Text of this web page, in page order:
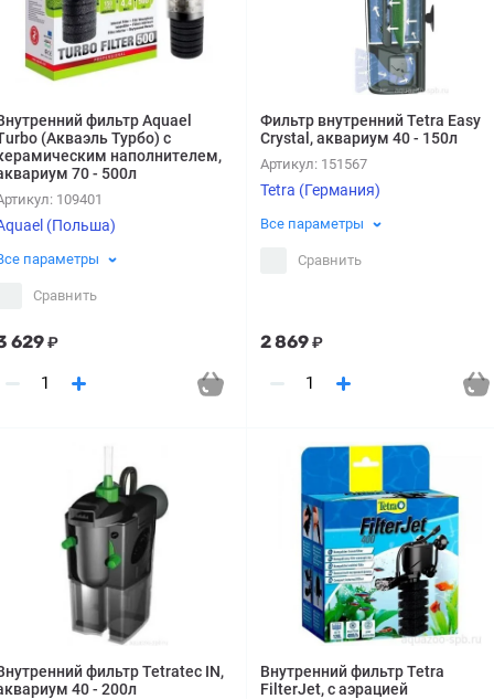
фильтр Aquael
(Акваэль Турбо) с
наполнителем,
70 - 500л
109401
(Польша)
параметры
Сравнить
629₽
Фильтр внутренний Tetra Easy
Crystal, аквариум 40 - 150л
Артикул: 151567
Tetra (Германия)
Все параметры
Сравнить
2 869₽
фильтр Tetratec IN,
40 - 200л
Внутренний фильтр Tetra
FilterJet, с аэрацией